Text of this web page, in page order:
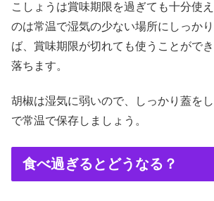
こしょうは賞味期限を過ぎても十分使
のは常温で湿気の少ない場所にしっか
ば、賞味期限が切れても使うことがで
落ちます。
胡椒は湿気に弱いので、しっかり蓋を
で常温で保存しましょう。
食べ過ぎるとどうなる？